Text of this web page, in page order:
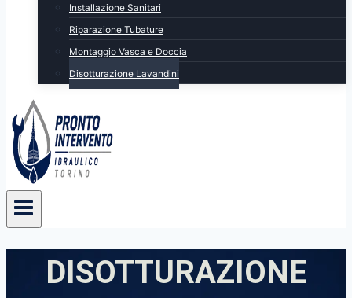
Installazione Sanitari
Riparazione Tubature
Montaggio Vasca e Doccia
Disotturazione Lavandini
DISOTTURAZIONE